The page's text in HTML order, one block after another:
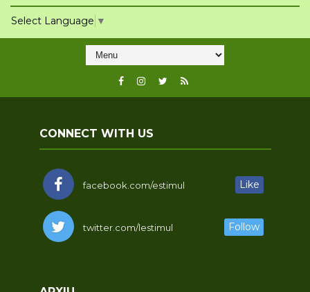
Select Language ▼
CONNECT WITH US
facebook.com/estimul Like
twitter.com/lestimul Follow